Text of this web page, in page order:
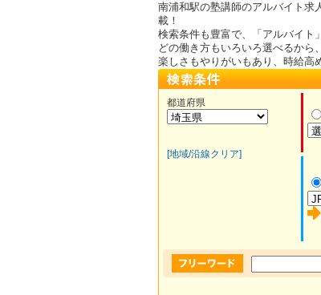
南浦和駅の塾講師のアルバイト求
載！
検索条件も豊富で、「アルバイト
どの働き方もいろいろ選べるから
楽しさもやりがいもあり、時給高
都道府県
[地域/沿線クリア]